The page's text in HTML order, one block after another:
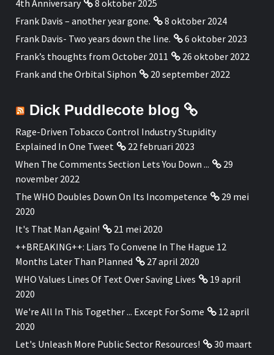
4th Anniversary
8 oktober 2025
Frank Davis – another year gone.
8 oktober 2024
Frank Davis- Two years down the line.
6 oktober 2023
Frank’s thoughts from October 2011
26 oktober 2022
Frank and the Orbital Siphon
20 september 2022
Dick Puddlecote blog
Rage-Driven Tobacco Control Industry Stupidity
Explained In One Tweet
22 februari 2023
When The Comments Section Lets You Down ...
29
november 2022
The WHO Doubles Down On Its Incompetence
29 mei
2020
It's That Man Again!
21 mei 2020
++BREAKING++: Liars To Convene In The Hague 12
Months Later Than Planned
27 april 2020
WHO Values Lines Of Text Over Saving Lives
19 april
2020
We're All In This Together ... Except For Some
12 april
2020
Let's Unleash More Public Sector Resources!
30 maart